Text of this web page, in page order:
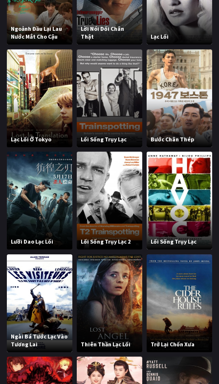
Ngoảnh Đầu Lại Lau
Nước Mắt Cho Cậu
Lời Nói Dối Chân
Thật
Lạc Lối
Lạc Lối Ở Tokyo Lối Sống Trụy Lạc Bước Chân Thép
Lưỡi Dao Lạc Lối Lối Sống Trụy Lạc 2 Lối Sống Trụy Lạc
Ngài Bá Tước Lạc Vào
Tương Lai
Thiên Thần Lạc Lối Trở Lại Chốn Xưa